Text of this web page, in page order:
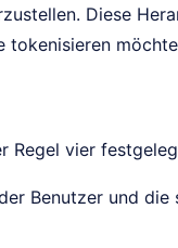
Diese
tokenisieren
Regel vier
Benutzer und